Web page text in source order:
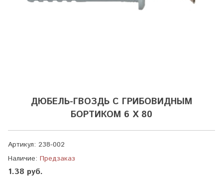
ДЮБЕЛЬ-ГВОЗДЬ С ГРИБОВИДНЫМ
БОРТИКОМ 6 Х 80
Артикул: 238-002
Наличие: Предзаказ
1.38 руб.